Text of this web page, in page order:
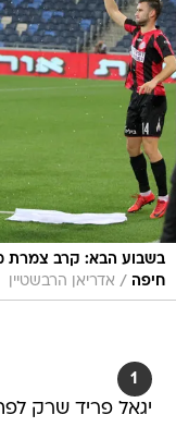
בשבוע הבא: קרב צמרת
חיפה / אדריאן הרבשטיין
1
יגאל פריד שרק